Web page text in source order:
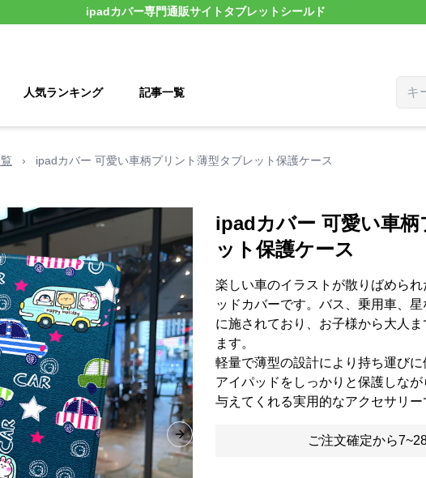
ipadカバー専門通販サイト タブレットシールド
人気ランキング 記事一覧
› ipadカバー 可愛い車柄プリント薄型タブレット保護ケース
Next slide
ipadカバー 可愛い車
ット保護ケース
楽しい車のイラストが散りばめら
ッドカバーです。バス、乗用車、
に施されており、お子様から大人
ます。
軽量で薄型の設計により持ち運びに
アイパッドをしっかりと保護しな
与えてくれる実用的なアクセサリー
ご注文確定から